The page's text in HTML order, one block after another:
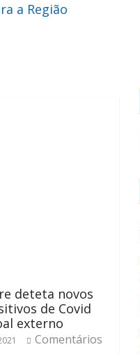
a Região
deteta novos
de Covid
externo
Comentários